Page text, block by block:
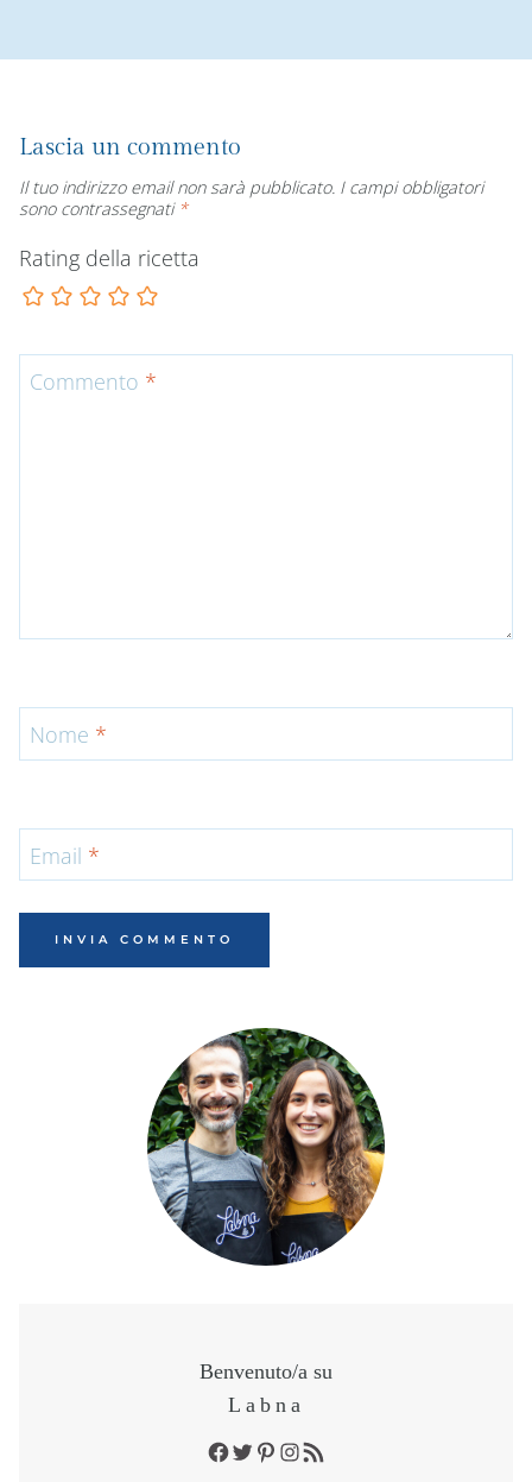
Lascia un commento
Il tuo indirizzo email non sarà pubblicato. I campi obbligatori
sono contrassegnati *
Rating della ricetta
Commento *
Nome *
Email *
Benvenuto/a su
Labna
Facebook
TwitterPinterest
Instagram
RSS Feed